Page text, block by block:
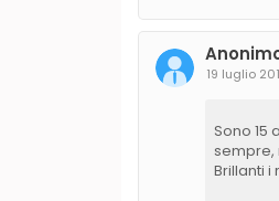
19 luglio
Sono 15
sempre,
Brillanti